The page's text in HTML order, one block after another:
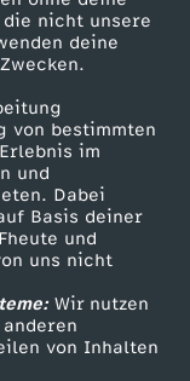
nicht unsere
deine
von bestimmten
im
und
Dabei
Basis deiner
und
uns nicht
Wir nutzen
von Inhalten
ZDF